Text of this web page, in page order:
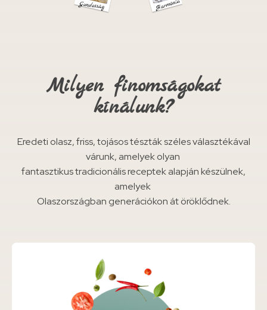
Milyen finomságokat
kínálunk?
Eredeti olasz, friss, tojásos tészták széles választékával
várunk, amelyek olyan
fantasztikus tradicionális receptek alapján készülnek,
amelyek
Olaszországban generációkon át öröklődnek.